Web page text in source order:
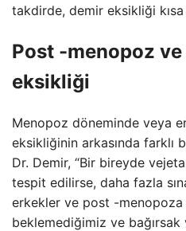
takdirde, demir eksikliği
Post -menopoz
eksikliği
Menopoz döneminde veya
eksikliğinin arkasında farklı
Dr. Demir, “Bir bireyde
tespit edilirse, daha fazla
erkekler ve post -menopoza
beklemediğimiz ve